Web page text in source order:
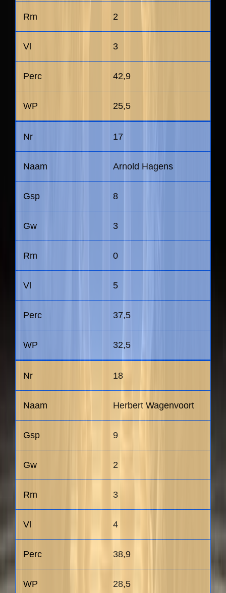
2
3
42,9
25,5
17
Arnold Hagens
8
3
0
5
37,5
32,5
18
Herbert Wagenvoort
9
2
3
4
38,9
28,5